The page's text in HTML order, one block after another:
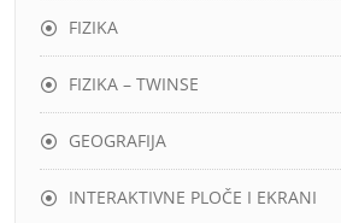
FIZIKA
FIZIKA – TWINSE
GEOGRAFIJA
INTERAKTIVNE PLOČE I EKRANI